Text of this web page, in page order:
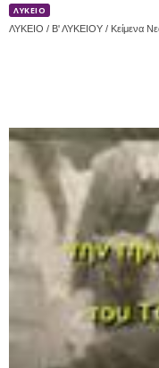
ΛΥΚΕΙΟ
ΛΥΚΕΙΟ / Β' ΛΥΚΕΙΟΥ / Κείμενα